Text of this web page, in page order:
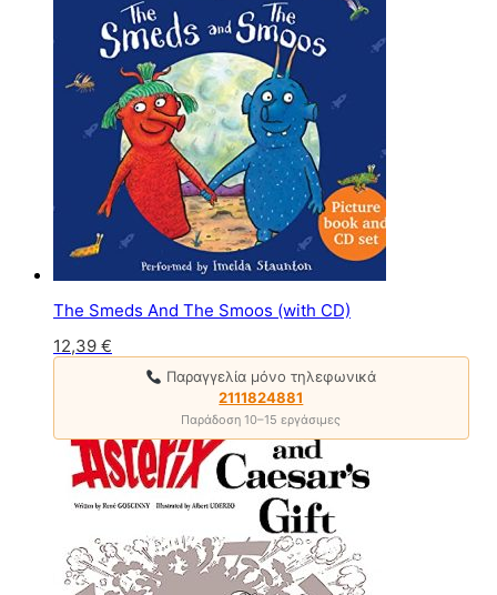
The Smeds And The Smoos (with CD)
12,39 €
Παραγγελία μόνο τηλεφωνικά
2111824881
Παράδοση 10–15 εργάσιμες